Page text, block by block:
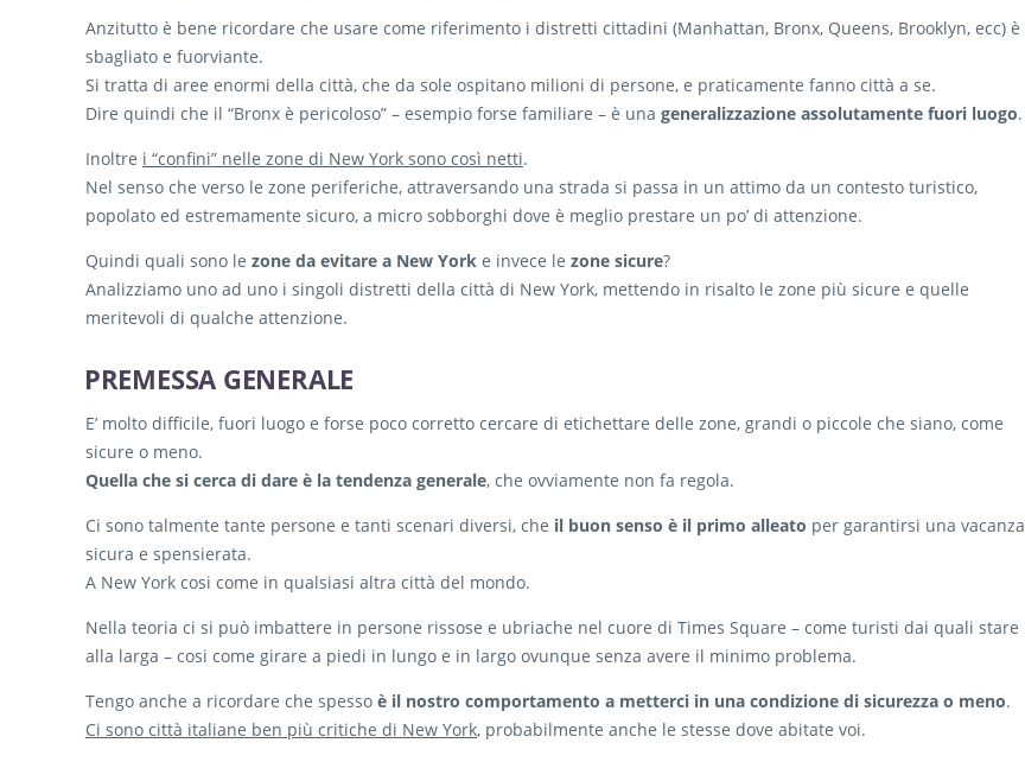
Anzitutto è bene ricordare che usare come riferimento i distretti cittadini (Manhattan, Bronx, Queens, Brooklyn, ecc) è
sbagliato e fuorviante.
Si tratta di aree enormi della città, che da sole ospitano milioni di persone, e praticamente fanno città a se.
Dire quindi che il “Bronx è pericoloso” – esempio forse familiare – è una generalizzazione assolutamente fuori luogo.
Inoltre i “confini” nelle zone di New York sono così netti.
Nel senso che verso le zone periferiche, attraversando una strada si passa in un attimo da un contesto turistico,
popolato ed estremamente sicuro, a micro sobborghi dove è meglio prestare un po’ di attenzione.
Quindi quali sono le zone da evitare a New York e invece le zone sicure?
Analizziamo uno ad uno i singoli distretti della città di New York, mettendo in risalto le zone più sicure e quelle
meritevoli di qualche attenzione.
PREMESSA GENERALE
E’ molto difficile, fuori luogo e forse poco corretto cercare di etichettare delle zone, grandi o piccole che siano, come
sicure o meno.
Quella che si cerca di dare è la tendenza generale, che ovviamente non fa regola.
Ci sono talmente tante persone e tanti scenari diversi, che il buon senso è il primo alleato per garantirsi una vacanza
sicura e spensierata.
A New York cosi come in qualsiasi altra città del mondo.
Nella teoria ci si può imbattere in persone rissose e ubriache nel cuore di Times Square – come turisti dai quali stare
alla larga – cosi come girare a piedi in lungo e in largo ovunque senza avere il minimo problema.
Tengo anche a ricordare che spesso è il nostro comportamento a metterci in una condizione di sicurezza o meno.
Ci sono città italiane ben più critiche di New York, probabilmente anche le stesse dove abitate voi.